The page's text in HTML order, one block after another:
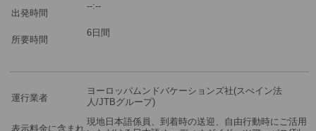
※3名様参加時＝3名様1室を手配します。
※2名様参加時＝2名様1室を手配します。
※1名様参加時＝1名様1室のを手配します。
※複数のお部屋をご希望の場合は、複数回に分けてショッピングカ
出発時間
--:--
所要時間
6日間
運行業者
ヨーロッパムンドバケーションズ社(スぺイン法
人/JTBグループ)
表示料金に含まれ
現地日本語係員、到着時の送迎、自由行動時にご活用